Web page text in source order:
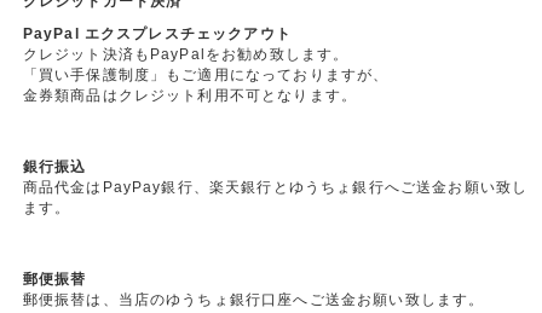
PayPal エクスプレスチェックアウト
クレジット決済もPayPalをお勧め致します。
「買い手保護制度」もご適用になっておりますが、
金券類商品はクレジット利用不可となります。
銀行振込
商品代金はPayPay銀行、楽天銀行とゆうちょ銀行へご送金お願い致し
ます。
郵便振替
郵便振替は、当店のゆうちょ銀行口座へご送金お願い致します。